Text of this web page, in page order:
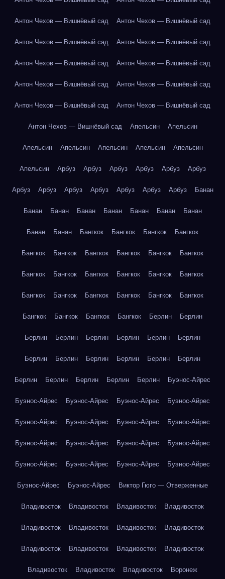
Антон Чехов — Вишнёвый сад Антон Чехов — Вишнёвый сад
Антон Чехов — Вишнёвый сад Антон Чехов — Вишнёвый сад
Антон Чехов — Вишнёвый сад Антон Чехов — Вишнёвый сад
Антон Чехов — Вишнёвый сад Антон Чехов — Вишнёвый сад
Антон Чехов — Вишнёвый сад Антон Чехов — Вишнёвый сад
Антон Чехов — Вишнёвый сад Апельсин Апельсин
Апельсин Апельсин Апельсин Апельсин Апельсин
Апельсин Арбуз Арбуз Арбуз Арбуз Арбуз Арбуз
Арбуз Арбуз Арбуз Арбуз Арбуз Арбуз Арбуз Банан
Банан Банан Банан Банан Банан Банан Банан
Банан Банан Бангкок Бангкок Бангкок Бангкок
Бангкок Бангкок Бангкок Бангкок Бангкок Бангкок
Бангкок Бангкок Бангкок Бангкок Бангкок Бангкок
Бангкок Бангкок Бангкок Бангкок Бангкок Бангкок
Бангкок Бангкок Бангкок Бангкок Берлин Берлин
Берлин Берлин Берлин Берлин Берлин Берлин
Берлин Берлин Берлин Берлин Берлин Берлин
Берлин Берлин Берлин Берлин Берлин Буэнос-Айрес
Буэнос-Айрес Буэнос-Айрес Буэнос-Айрес Буэнос-Айрес
Буэнос-Айрес Буэнос-Айрес Буэнос-Айрес Буэнос-Айрес
Буэнос-Айрес Буэнос-Айрес Буэнос-Айрес Буэнос-Айрес
Буэнос-Айрес Буэнос-Айрес Буэнос-Айрес Буэнос-Айрес
Буэнос-Айрес Буэнос-Айрес Виктор Гюго — Отверженные
Владивосток Владивосток Владивосток Владивосток
Владивосток Владивосток Владивосток Владивосток
Владивосток Владивосток Владивосток Владивосток
Владивосток Владивосток Владивосток Воронеж